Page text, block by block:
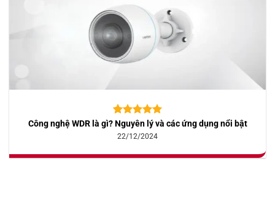
5.00trên 5
dựa trên
10
Công nghệ WDR là gì? Nguyên lý và các ứng dụng nổi bật
22/12/2024